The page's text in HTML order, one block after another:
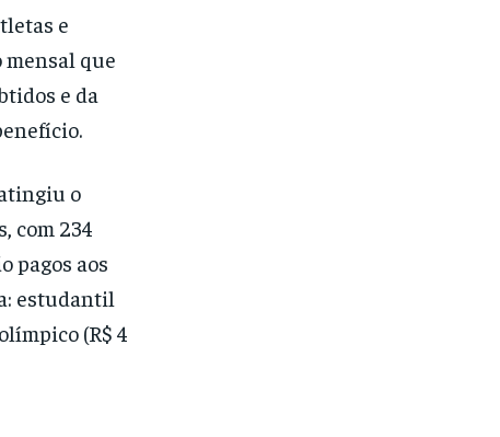
e
que
e da
o
com 234
pagos aos
estudantil
(R$ 4